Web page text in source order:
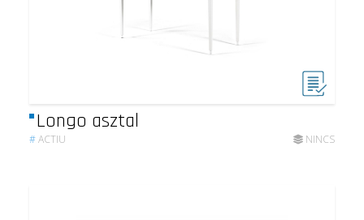
Longo asztal
#ACTIU NINCS